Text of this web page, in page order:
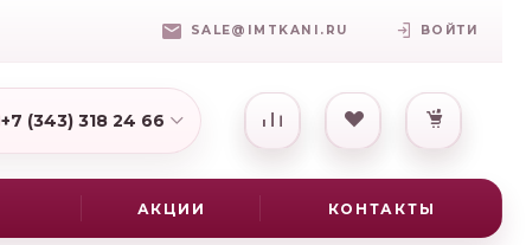
SALE@IMTKANI.RU ВОЙТИ
+7 (343) 318 24 66
7(931) 009-16-25АКЦИИ КОНТАКТЫ